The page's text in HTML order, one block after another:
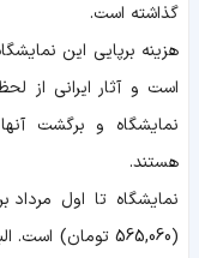
گذاشته است.
هزینه برپایی این
است و آثار ایرانی از
نمایشگاه و برگشت
هستند.
(565,060 تومان)